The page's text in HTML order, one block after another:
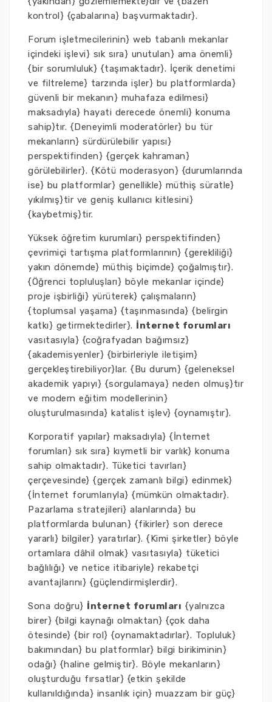
kontrol} {çabalarına} başvurmaktadır}.
Forum işletmecilerinin} web tabanlı mekanlar
içindeki işlevi} sık sıra} unutulan} ama önemli}
{bir sorumluluk} {taşımaktadır}. İçerik denetimi
ve filtreleme} tarzında işler} bu platformlarda}
güvenli bir mekanın} muhafaza edilmesi}
maksadıyla} hayati derecede önemli} konuma
sahip}tır. {Deneyimli moderatörler} bu tür
mekanların} sürdürülebilir yapısı}
perspektifinden} {gerçek kahraman}
görülebilirler}. {Kötü moderasyon} {durumlarında
ise} bu platformlar} genellikle} müthiş süratle}
yıkılmış}tir ve geniş kullanıcı kitlesini}
{kaybetmiş}tir.
Yüksek öğretim kurumları} perspektifinden}
çevrimiçi tartışma platformlarının} {gerekliliği}
yakın dönemde} müthiş biçimde} çoğalmıştır}.
{Öğrenci topluluşları} böyle mekanlar içinde}
proje işbirliği} yürüterek} çalışmaların}
{toplumsal yaşama} {taşınmasında} {belirgin
katkı} getirmektedirler}. İnternet forumları
vasıtasıyla} {coğrafyadan bağımsız}
{akademisyenler} {birbirleriyle iletişim}
gerçekleştirebiliyor}lar. {Bu durum} {geleneksel
akademik yapıyı} {sorgulamaya} neden olmuş}tır
ve modern eğitim modellerinin}
oluşturulmasında} katalist işlev} {oynamıştır}.
Korporatif yapılar} maksadıyla} {İnternet
forumları} sık sıra} kıymetli bir varlık} konuma
sahip olmaktadır}. Tüketici tavırları}
çerçevesinde} {gerçek zamanlı bilgi} edinmek}
{İnternet forumlarıyla} {mümkün olmaktadır}.
Pazarlama stratejileri} alanlarında} bu
platformlarda bulunan} {fikirler} son derece
yararlı} bilgiler} yaratırlar}. {Kimi şirketler} böyle
ortamlara dâhil olmak} vasıtasıyla} tüketici
bağlılığı} ve netice itibariyle} rekabetçi
avantajlarını} {güçlendirmişlerdir}.
Sona doğru} İnternet forumları {yalnızca
birer} {bilgi kaynağı olmaktan} {çok daha
ötesinde} {bir rol} {oynamaktadırlar}. Topluluk}
bakımından} bu platformlar} bilgi birikiminin}
odağı} {haline gelmiştir}. Böyle mekanların}
oluşturduğu fırsatlar} {etkin şekilde
kullanıldığında} insanlık için} muazzam bir güç}